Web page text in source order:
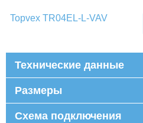
Topvex TR04EL-L-VAV
Технические данные
Размеры
Схема подключения